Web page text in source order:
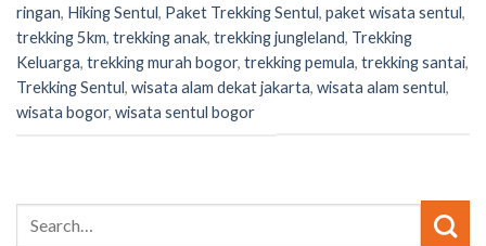
ringan, Hiking Sentul, Paket Trekking Sentul, paket wisata sentul,
trekking 5km, trekking anak, trekking jungleland, Trekking
Keluarga, trekking murah bogor, trekking pemula, trekking santai,
Trekking Sentul, wisata alam dekat jakarta, wisata alam sentul,
wisata bogor, wisata sentul bogor